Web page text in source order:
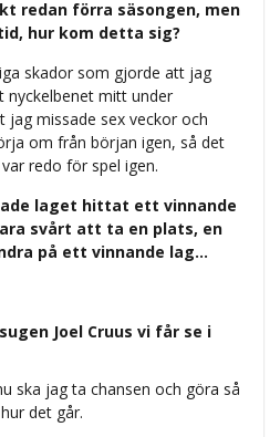
redan förra säsongen, men
hur kom detta sig?
skador som gjorde att jag
nyckelbenet mitt under
missade sex veckor och
om från början igen, så det
redo för spel igen.
laget hittat ett vinnande
svårt att ta en plats, en
på ett vinnande lag…
Joel Cruus vi får se i
ska jag ta chansen och göra så
det går.